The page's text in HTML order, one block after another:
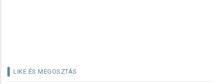
LIKE ÉS MEGOSZTÁS